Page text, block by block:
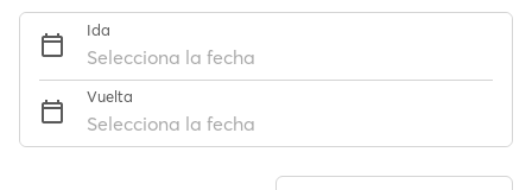
Ida
Selecciona la fecha
Vuelta
Selecciona la fecha